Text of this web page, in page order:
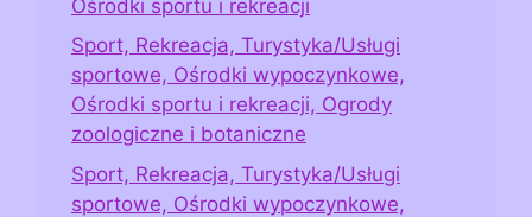
Ośrodki sportu i rekreacji
Sport, Rekreacja, Turystyka/Usługi
sportowe, Ośrodki wypoczynkowe,
Ośrodki sportu i rekreacji, Ogrody
zoologiczne i botaniczne
Sport, Rekreacja, Turystyka/Usługi
sportowe, Ośrodki wypoczynkowe,